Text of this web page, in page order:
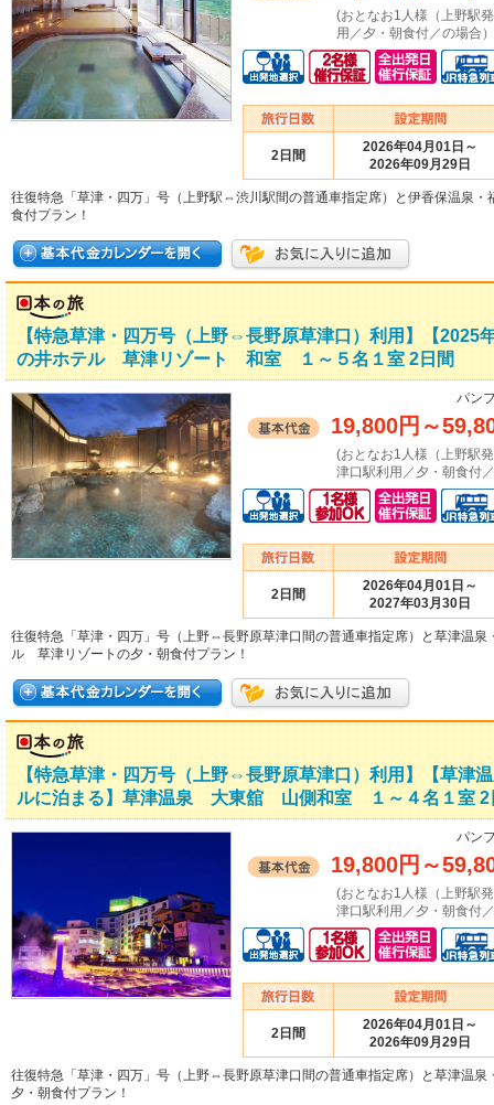
(おとなお1人様（上野駅
用／夕・朝食付／の場合
2日間
2026年04月01日～
2026年09月29日
往復特急「草津・四万」号（上野駅⇔渋川駅間の普通車指定席）と伊香保温泉・
食付プラン！
【特急草津・四万号（上野⇔長野原草津口）利用】【2025
の井ホテル 草津リゾート 和室 １～５名１室 2日間
パン
19,800円 ～
(おとなお1人様（上野駅
津口駅利用／夕・朝食付
2日間
2026年04月01日～
2027年03月30日
往復特急「草津・四万」号（上野⇔長野原草津口間の普通車指定席）と草津温泉
ル 草津リゾートの夕・朝食付プラン！
【特急草津・四万号（上野⇔長野原草津口）利用】【草津
ルに泊まる】草津温泉 大東舘 山側和室 １～４名１室 2
パン
19,800円 ～
(おとなお1人様（上野駅
津口駅利用／夕・朝食付
2日間
2026年04月01日～
2026年09月29日
往復特急「草津・四万」号（上野⇔長野原草津口間の普通車指定席）と草津温泉
夕・朝食付プラン！